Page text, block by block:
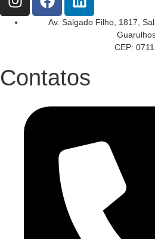
Av. Salgado Filho, 1817,
CEP:
Contatos